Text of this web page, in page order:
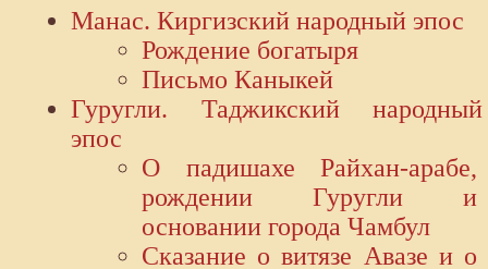
Манас. Киргизский народный эпос
Рождение богатыря
Письмо Каныкей
Гуругли. Таджикский народный
эпос
О падишахе Райхан-арабе,
рождении Гуругли и
основании города Чамбул
Сказание о витязе Авазе и о